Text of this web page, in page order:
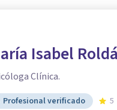
Isabel
Clínica.
Profesional verificado 5